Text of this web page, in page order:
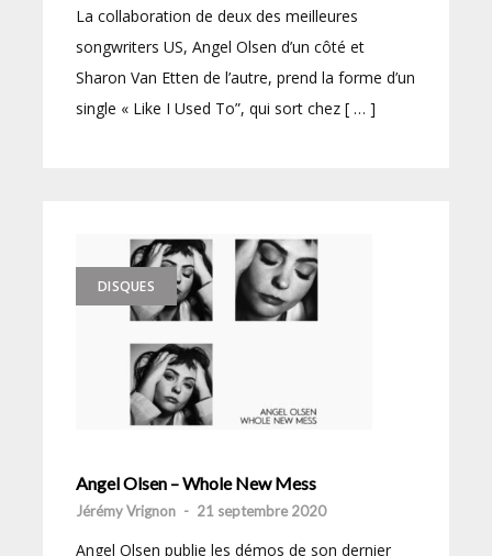
La collaboration de deux des meilleures
songwriters US, Angel Olsen d’un côté et
Sharon Van Etten de l’autre, prend la forme d’un
single « Like I Used To”, qui sort chez [ … ]
DISQUES
Angel Olsen – Whole New Mess
Jérémy Vrignon - 21 septembre 2020
Angel Olsen publie les démos de son dernier